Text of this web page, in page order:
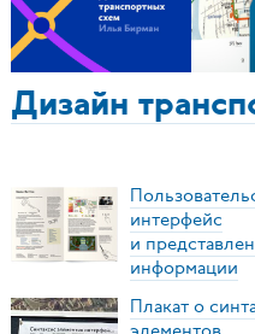
Дизайн
интерфейс
и
информации
Плакат о